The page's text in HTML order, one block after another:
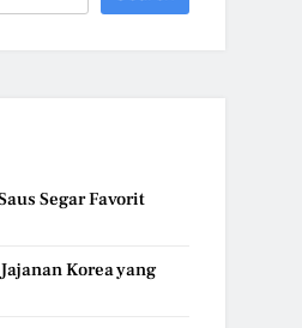
Segar Favorit
Korea yang